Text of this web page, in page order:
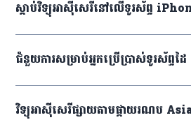
ស្ដាប់​វិទ្យុ​អាស៊ីសេរី​នៅ​លើ​ទូរស័ព្ទ
ជំនួយ​ការ​សម្រាប់​អ្នក​ប្រើប្រាស់​ទូរស័ព្ទ​ដៃ
វិទ្យុ​អាស៊ីសេរី​ផ្សាយ​តាម​ផ្កាយ​រណប